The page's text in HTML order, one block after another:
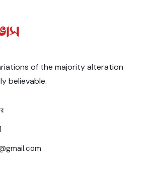
of the majority alteration
believable.